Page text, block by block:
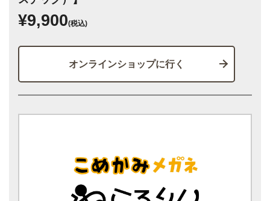
¥9,900(税込)
オンラインショップに行く